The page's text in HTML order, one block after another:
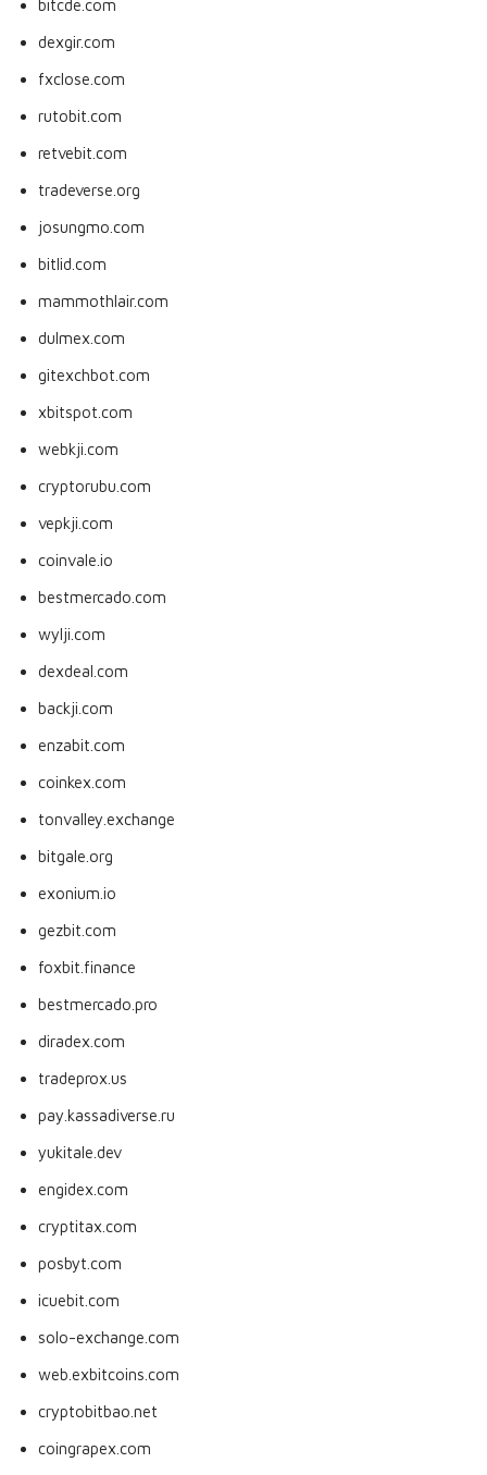
bitcde.com
dexgir.com
fxclose.com
rutobit.com
retvebit.com
tradeverse.org
josungmo.com
bitlid.com
mammothlair.com
dulmex.com
gitexchbot.com
xbitspot.com
webkji.com
cryptorubu.com
vepkji.com
coinvale.io
bestmercado.com
wylji.com
dexdeal.com
backji.com
enzabit.com
coinkex.com
tonvalley.exchange
bitgale.org
exonium.io
gezbit.com
foxbit.finance
bestmercado.pro
diradex.com
tradeprox.us
pay.kassadiverse.ru
yukitale.dev
engidex.com
cryptitax.com
posbyt.com
icuebit.com
solo-exchange.com
web.exbitcoins.com
cryptobitbao.net
coingrapex.com